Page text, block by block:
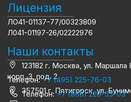
Лицензия
ЛО41-01137-77/00323809
Л041-01197-26/02222976
Наши контакты
123182 г. Москва, ул. Маршала
корп. 3, под. 2
Телефон:+7 (495) 225-76-03
357501 г. Пятигорск, ул.
Телефон:+7 (865) 220-53-03